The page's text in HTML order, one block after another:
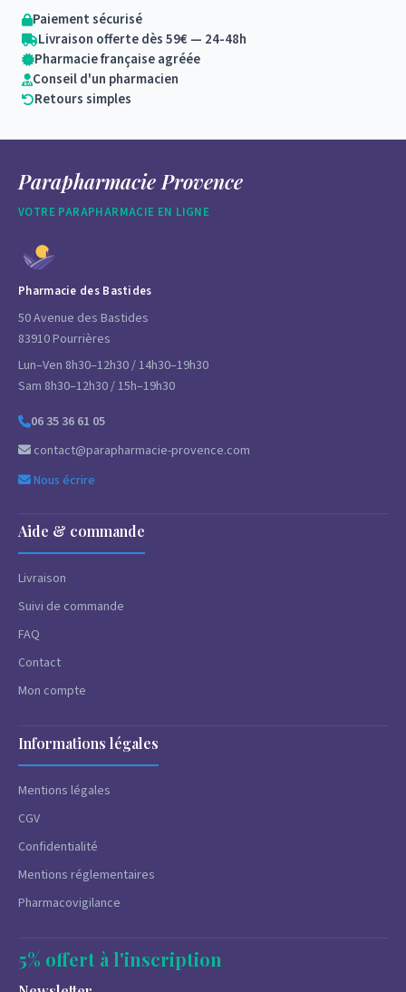
Paiement sécurisé
Livraison offerte dès 59€ — 24-48h
Pharmacie française agréée
Conseil d'un pharmacien
Retours simples
Parapharmacie Provence
VOTRE PARAPHARMACIE EN LIGNE
Pharmacie des Bastides
50 Avenue des Bastides
83910 Pourrières
Lun–Ven 8h30–12h30 / 14h30–19h30
Sam 8h30–12h30 / 15h–19h30
06 35 36 61 05
contact@parapharmacie-provence.com
Nous écrire
Aide & commande
Livraison
Suivi de commande
FAQ
Contact
Mon compte
Informations légales
Mentions légales
CGV
Confidentialité
Mentions réglementaires
Pharmacovigilance
5% offert à l'inscription